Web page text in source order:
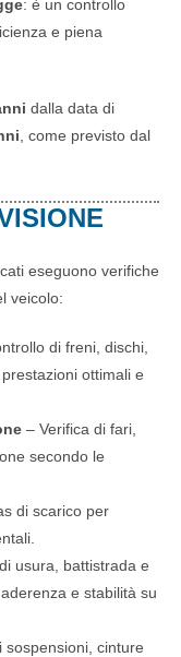
: è un controllo
e piena
dalla data di
, come previsto dal
eseguono verifiche
veicolo:
di freni, dischi,
ottimali e
– Verifica di fari,
secondo le
di scarico per
usura, battistrada e
e stabilità su
sospensioni, cinture